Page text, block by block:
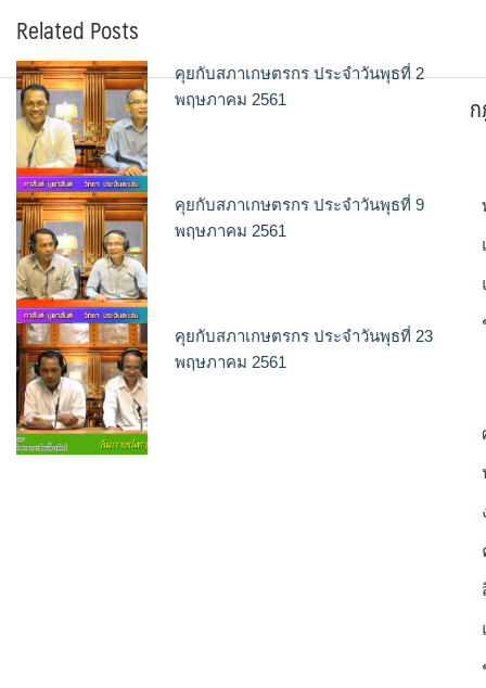
Related Posts
คุยกับสภาเกษตรกร ประจำวันพุธที่ 2
พฤษภาคม 2561
คุยกับสภาเกษตรกร ประจำวันพุธที่ 9
พฤษภาคม 2561
คุยกับสภาเกษตรกร ประจำวันพุธที่ 23
พฤษภาคม 2561